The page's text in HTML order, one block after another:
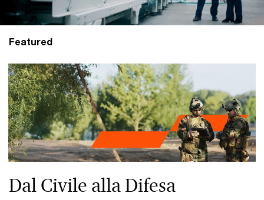
Featured
Dal Civile alla Difesa